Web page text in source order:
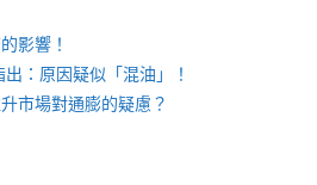
影響！
：原因疑似「混油」！
市場對通膨的疑慮？